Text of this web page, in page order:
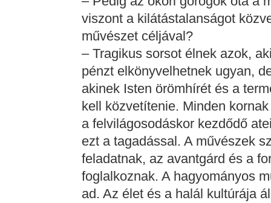
viszont a kilátástalanságot
művészet céljával?
– Tragikus sorsot élnek azok,
pénzt elkönyvelhetnek ugyan,
akinek Isten örömhírét és a
kell közvetítenie. Minden
a felvilágosodáskor kezdődő
ezt a tagadással. A művészek
feladatnak, az avantgárd és a
foglalkoznak. A hagyományos
ad. Az élet és a halál kultúrája